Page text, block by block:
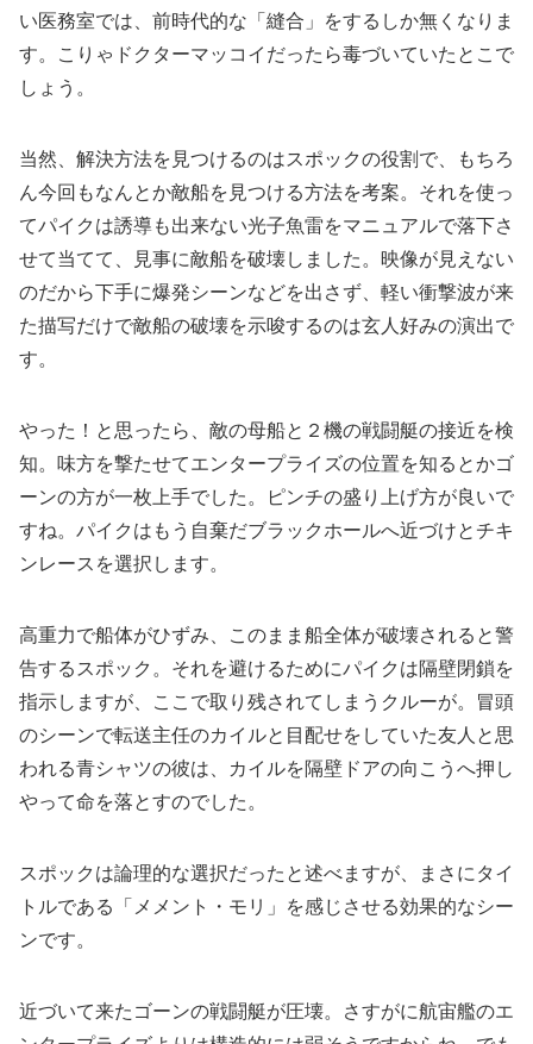
い医務室では、前時代的な「縫合」をするしか無くなりま
す。こりゃドクターマッコイだったら毒づいていたとこで
しょう。
当然、解決方法を見つけるのはスポックの役割で、もちろ
ん今回もなんとか敵船を見つける方法を考案。それを使っ
てパイクは誘導も出来ない光子魚雷をマニュアルで落下さ
せて当てて、見事に敵船を破壊しました。映像が見えない
のだから下手に爆発シーンなどを出さず、軽い衝撃波が来
た描写だけで敵船の破壊を示唆するのは玄人好みの演出で
す。
やった！と思ったら、敵の母船と２機の戦闘艇の接近を検
知。味方を撃たせてエンタープライズの位置を知るとかゴ
ーンの方が一枚上手でした。ピンチの盛り上げ方が良いで
すね。パイクはもう自棄だブラックホールへ近づけとチキ
ンレースを選択します。
高重力で船体がひずみ、このまま船全体が破壊されると警
告するスポック。それを避けるためにパイクは隔壁閉鎖を
指示しますが、ここで取り残されてしまうクルーが。冒頭
のシーンで転送主任のカイルと目配せをしていた友人と思
われる青シャツの彼は、カイルを隔壁ドアの向こうへ押し
やって命を落とすのでした。
スポックは論理的な選択だったと述べますが、まさにタイ
トルである「メメント・モリ」を感じさせる効果的なシー
ンです。
近づいて来たゴーンの戦闘艇が圧壊。さすがに航宙艦のエ